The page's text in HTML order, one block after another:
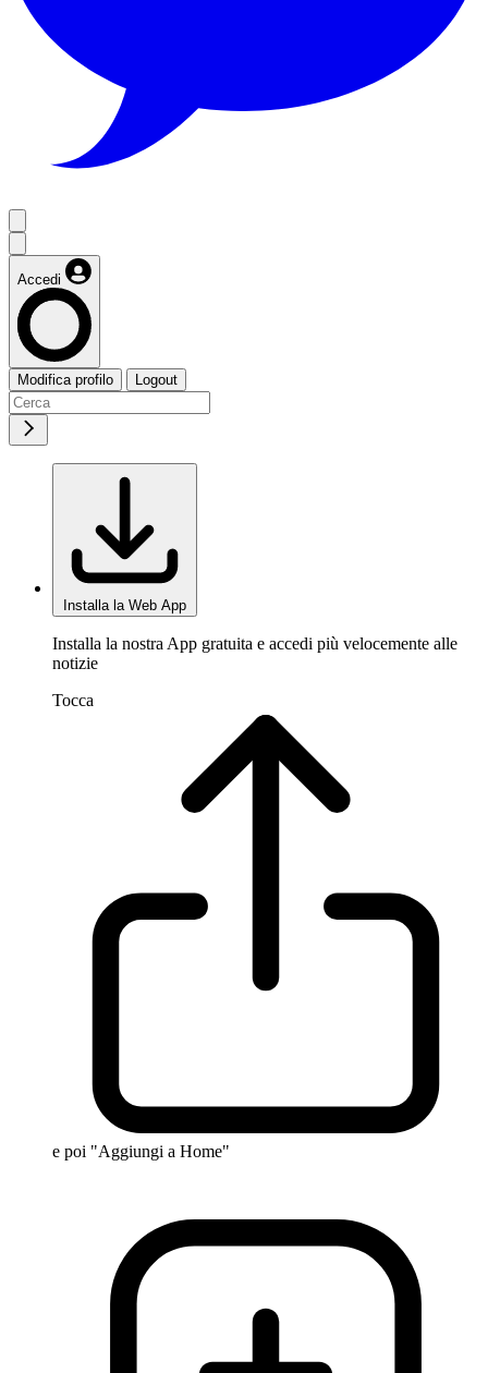
Accedi
Modifica profilo Logout
Installa la Web App
Installa la nostra App gratuita e accedi più velocemente alle
notizie
Tocca
e poi "Aggiungi a Home"